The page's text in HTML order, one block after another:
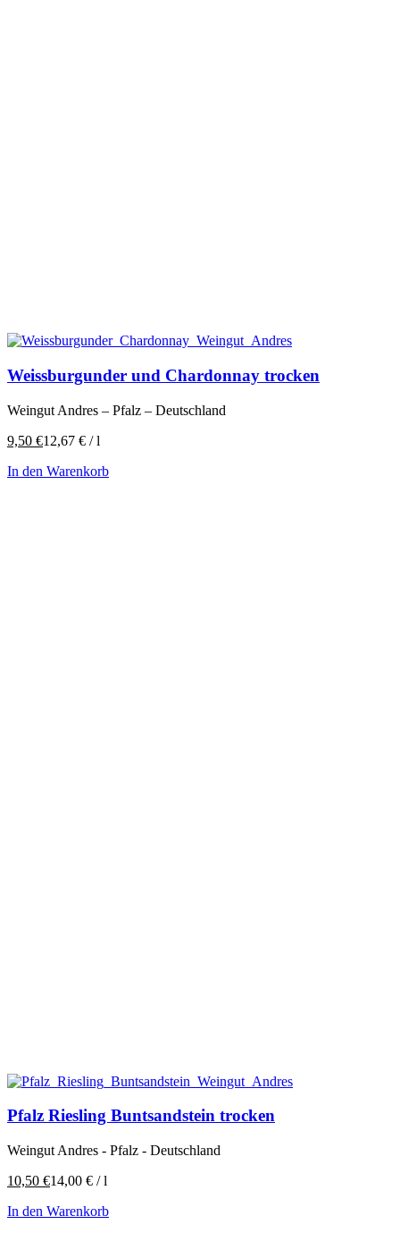
Weissburgunder und Chardonnay trocken
Weingut Andres – Pfalz – Deutschland
9,50 €12,67 € /l
In den Warenkorb
Pfalz Riesling Buntsandstein trocken
Weingut Andres - Pfalz - Deutschland
10,50 €14,00 € /l
In den Warenkorb